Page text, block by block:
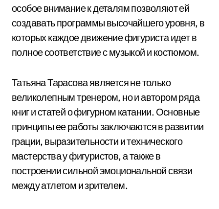
особое внимание к деталям позволяют ей
создавать программы высочайшего уровня, в
которых каждое движение фигуриста идет в
полное соответствие с музыкой и костюмом.
Татьяна Тарасова является не только
великолепным тренером, но и автором ряда
книг и статей о фигурном катании. Основные
принципы ее работы заключаются в развитии
грации, выразительности и технического
мастерства у фигуристов, а также в
построении сильной эмоциональной связи
между атлетом и зрителем.